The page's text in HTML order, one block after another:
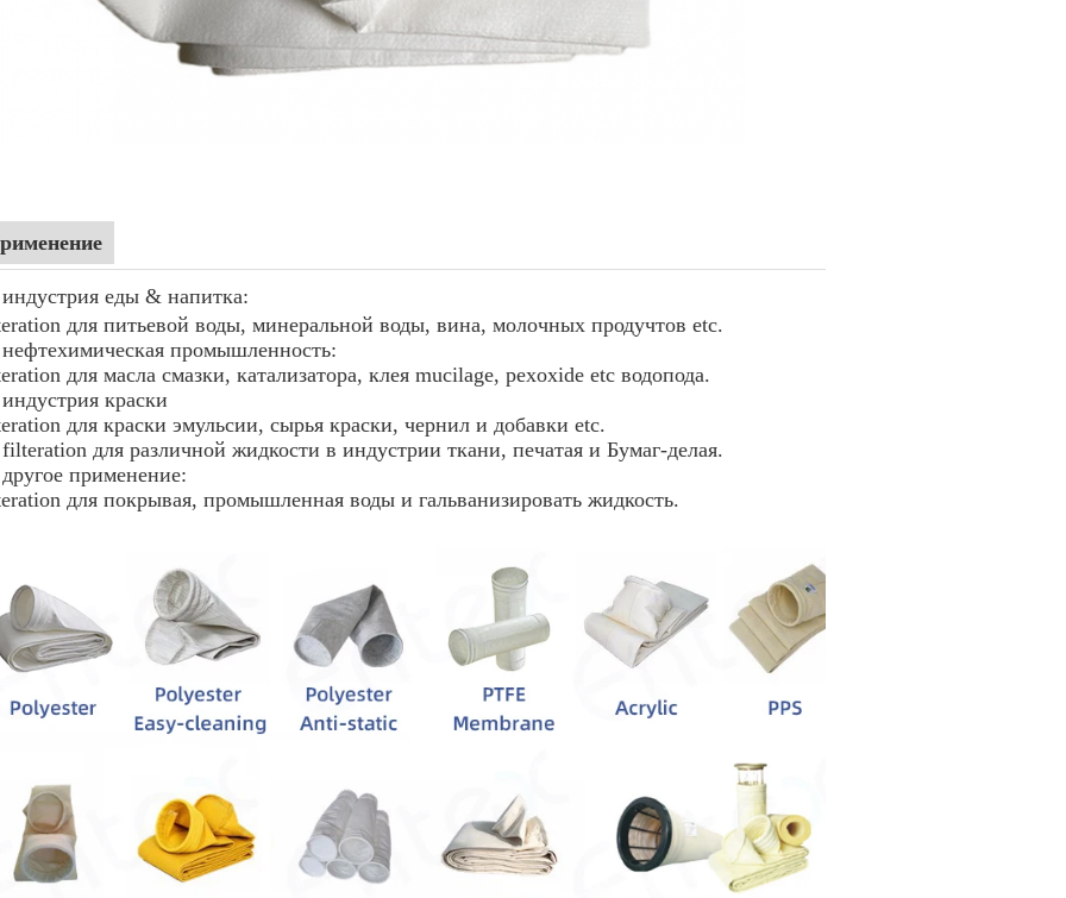
еды & напитка:
для питьевой воды, минеральной воды, вина, молочных продучтов etc.
промышленность:
для масла смазки, катализатора, клея mucilage, pexoxide etc водопода.
краски
для краски эмульсии, сырья краски, чернил и добавки etc.
для различной жидкости в индустрии ткани, печатая и Бумаг-делая.
применение:
для покрывая, промышленная воды и гальванизировать жидкость.